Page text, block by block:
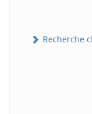
Recherche